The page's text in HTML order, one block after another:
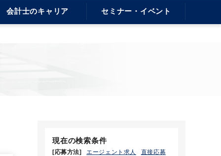
会計士のキャリア セミナー・イベント
現在の検索条件
[応募方法] エージェント求人
直接応募